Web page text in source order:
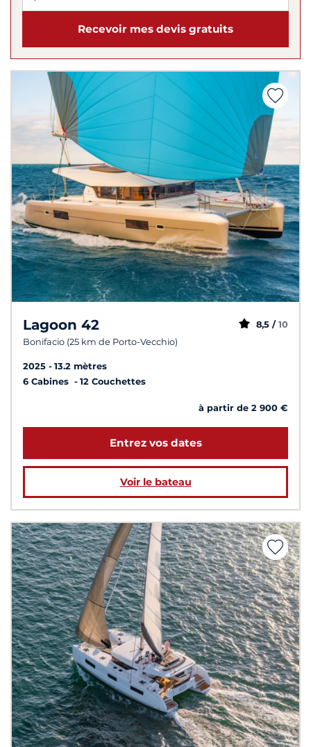
Recevoir mes devis gratuits
Lagoon 42
Bonifacio (25 km de Porto-Vecchio)
8,5 / 10
2025
13.2 mètres
6 Cabines
12 Couchettes
à partir de 2 900 €
Entrez vos dates
Voir le bateau